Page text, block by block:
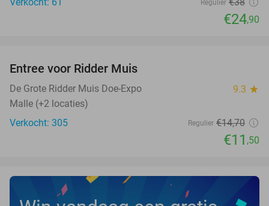
Regulier
€24,90
TODAY
Entree voor Ridder Muis
De Grote Ridder Muis Doe-Expo 9.3 star
Malle (+2 locaties)
Verkocht: 305
Regulier €14,70
€11 ,50